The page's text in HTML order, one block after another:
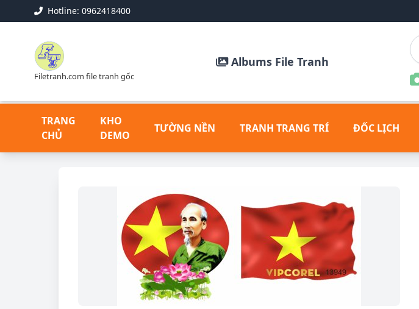
Hotline: 0962418400
Filetranh.com file tranh gốc
Albums File Tranh
TRANG
CHỦ
KHO
DEMO
TƯỜNG NỀN TRANH TRANG TRÍ ĐỐC LỊCH